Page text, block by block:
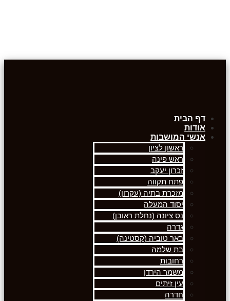
דף הבית
אודות
אנשי המושבות
ראשון לציון
ראש פינה
זכרון יעקב
פתח תקווה
מזכרת בתיה (עקרון)
יסוד המעלה
נס ציונה (נחלת ראובן)
גדרה
באר טוביה (קסטינה)
בת שלמה
רחובות
משמר הירדן
עין זיתים
חדרה